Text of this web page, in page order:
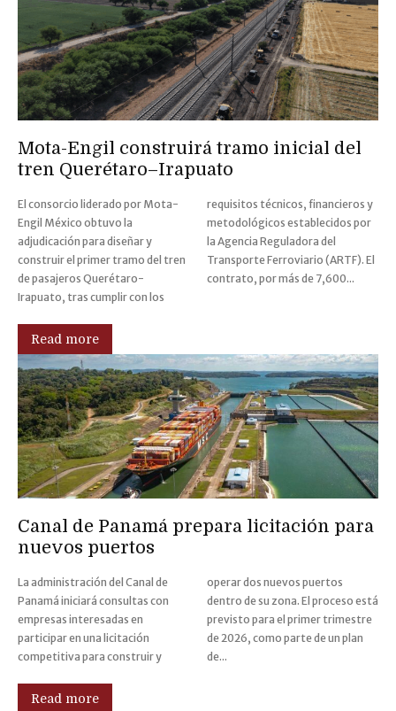
Mota-Engil construirá tramo inicial del
tren Querétaro–Irapuato
El consorcio liderado por Mota-
Engil México obtuvo la
adjudicación para diseñar y
construir el primer tramo del tren
de pasajeros Querétaro-
Irapuato, tras cumplir con los
requisitos técnicos, financieros y
metodológicos establecidos por
la Agencia Reguladora del
Transporte Ferroviario (ARTF). El
contrato, por más de 7,600...
Read more
Canal de Panamá prepara licitación para
nuevos puertos
La administración del Canal de
Panamá iniciará consultas con
empresas interesadas en
participar en una licitación
competitiva para construir y
operar dos nuevos puertos
dentro de su zona. El proceso está
previsto para el primer trimestre
de 2026, como parte de un plan
de...
Read more